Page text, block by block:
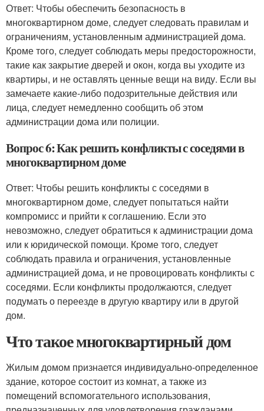
Ответ: Чтобы обеспечить безопасность в
многоквартирном доме, следует следовать правилам и
ограничениям, установленным администрацией дома.
Кроме того, следует соблюдать меры предосторожности,
такие как закрытие дверей и окон, когда вы уходите из
квартиры, и не оставлять ценные вещи на виду. Если вы
замечаете какие-либо подозрительные действия или
лица, следует немедленно сообщить об этом
администрации дома или полиции.
Вопрос 6: Как решить конфликты с соседями в
многоквартирном доме
Ответ: Чтобы решить конфликты с соседями в
многоквартирном доме, следует попытаться найти
компромисс и прийти к соглашению. Если это
невозможно, следует обратиться к администрации дома
или к юридической помощи. Кроме того, следует
соблюдать правила и ограничения, установленные
администрацией дома, и не провоцировать конфликты с
соседями. Если конфликты продолжаются, следует
подумать о переезде в другую квартиру или в другой
дом.
Что такое многоквартирный дом
Жилым домом признается индивидуально-определенное
здание, которое состоит из комнат, а также из
помещений вспомогательного использования,